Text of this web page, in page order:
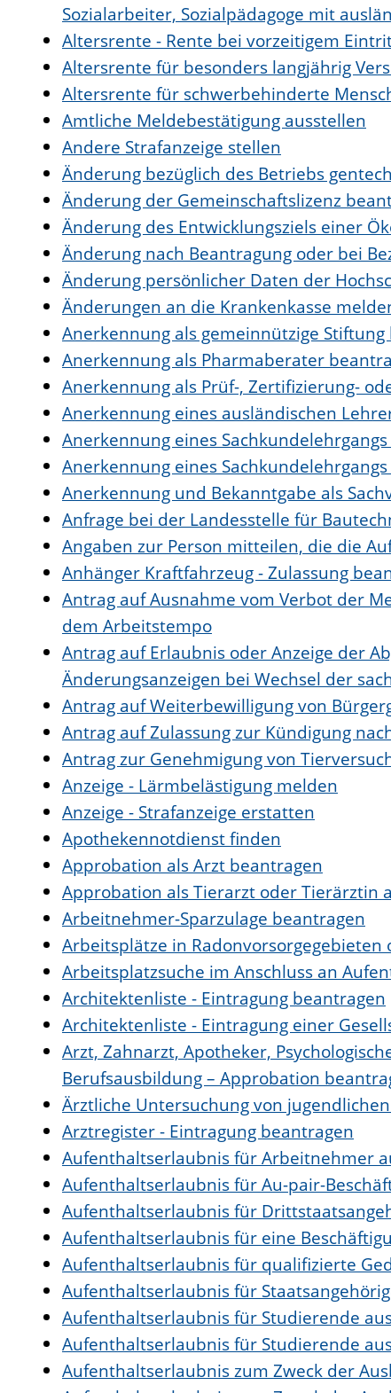
Sozialarbeiter, Sozialpädagoge mit
Altersrente - Rente bei vorzeitigem
Altersrente für besonders langjährig
Altersrente für schwerbehinderte
Amtliche Meldebestätigung ausstellen
Andere Strafanzeige stellen
Änderung bezüglich des Betriebs
Änderung der Gemeinschaftslizenz
Änderung des Entwicklungsziels einer
Änderung nach Beantragung oder bei
Änderung persönlicher Daten der
Änderungen an die Krankenkasse
Anerkennung als gemeinnützige
Anerkennung als Pharmaberater
Anerkennung als Prüf-, Zertifizierung-
Anerkennung eines ausländischen
Anerkennung eines
Anerkennung eines
Anerkennung und Bekanntgabe als
Anfrage bei der Landesstelle für
Angaben zur Person mitteilen, die die
Anhänger Kraftfahrzeug - Zulassung
Antrag auf Ausnahme vom Verbot der
dem Arbeitstempo
Antrag auf Erlaubnis oder Anzeige der
Änderungsanzeigen bei Wechsel der
Antrag auf Weiterbewilligung von
Antrag auf Zulassung zur Kündigung
Antrag zur Genehmigung von
Anzeige - Lärmbelästigung melden
Anzeige - Strafanzeige erstatten
Apothekennotdienst finden
Approbation als Arzt beantragen
Approbation als Tierarzt oder Tierärztin
Arbeitnehmer-Sparzulage beantragen
Arbeitsplätze in
Arbeitsplatzsuche im Anschluss an
Architektenliste - Eintragung beantragen
Architektenliste - Eintragung einer
Arzt, Zahnarzt, Apotheker,
Berufsausbildung – Approbation
Ärztliche Untersuchung von
Arztregister - Eintragung beantragen
Aufenthaltserlaubnis für Arbeitnehmer
Aufenthaltserlaubnis für Au-pair-
Aufenthaltserlaubnis für
Aufenthaltserlaubnis für eine
Aufenthaltserlaubnis für qualifizierte
Aufenthaltserlaubnis für
Aufenthaltserlaubnis für Studierende
Aufenthaltserlaubnis für Studierende
Aufenthaltserlaubnis zum Zweck der